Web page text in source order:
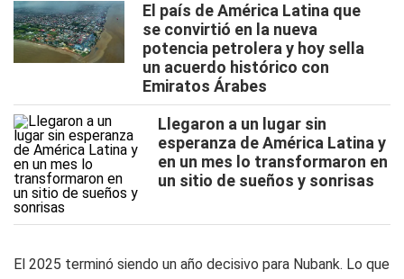
El país de América Latina que
se convirtió en la nueva
potencia petrolera y hoy sella
un acuerdo histórico con
Emiratos Árabes
Llegaron a un lugar sin
esperanza de América Latina y
en un mes lo transformaron en
un sitio de sueños y sonrisas
El 2025 terminó siendo un año decisivo para Nubank. Lo que